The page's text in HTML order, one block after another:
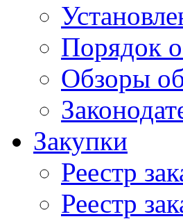
Порядок
Обзоры
Закупки
Реестр
Реестр